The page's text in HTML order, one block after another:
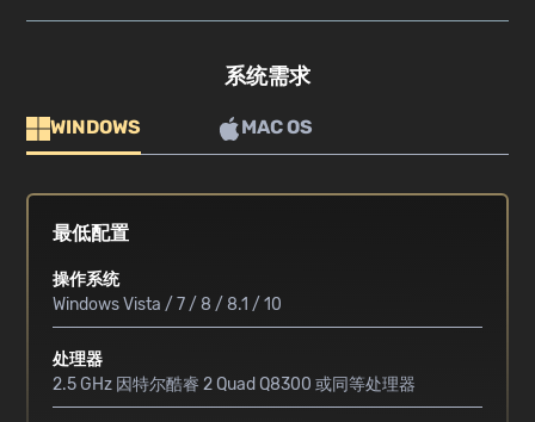
系统需求
WINDOWS MAC OS
最低配置
操作系统
Windows Vista / 7 / 8 / 8.1 / 10
处理器
2.5 GHz 因特尔酷睿 2 Quad Q8300 或同等处理器